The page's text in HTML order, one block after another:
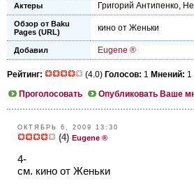
Актеры Григорий Антипенко,
Обзор от Baku
Pages (URL)
кино от Женьки
Добавил Eugene ®
Рейтинг: (4.0) Голосов: 1 Мнений: 1
Проголосовать
Опубликовать Ваше
ОКТЯБРЬ 6, 2009 13:30
(4) Eugene ®
4-
см. кино от Женьки